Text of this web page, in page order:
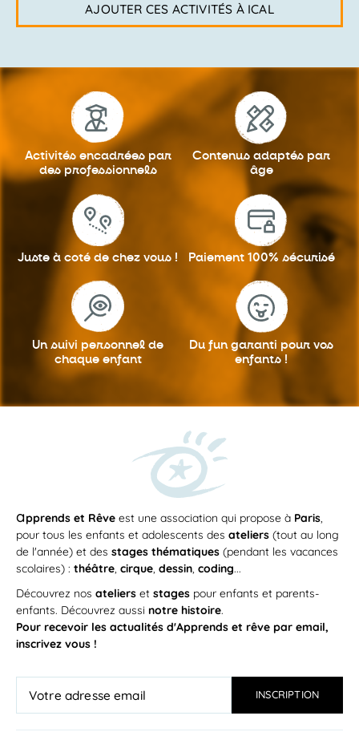
AJOUTER CES ACTIVITÉS À ICAL
Activités encadrées par
des professionnels
Contenus adaptés par
âge
Juste à coté de chez vous ! Paiement 100% sécurisé
Un suivi personnel de
chaque enfant
Du fun garanti pour vos
enfants !
apprends et Rêve est une association qui propose à Paris,
pour tous les enfants et adolescents des ateliers (tout au long
de l'année) et des stages thématiques (pendant les vacances
scolaires) : théâtre, cirque, dessin, coding...
Découvrez nos ateliers et stages pour enfants et parents-
enfants. Découvrez aussi notre histoire.
Pour recevoir les actualités d'Apprends et rêve par email,
inscrivez vous !